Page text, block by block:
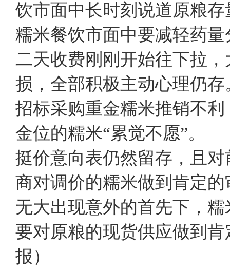
饮市面中长时刻说道原粮
糯米餐饮市面中要减轻药
二天收费刚刚开始往下拉
损，全部积极主动心理仍
招标采购重金糯米推销不
金位的糯米“累觉不愿”
挺价意向表仍然留存，且
商对调价的糯米做到肯定
无大出现意外的首先下，
要对原粮的现货供应做到
报）